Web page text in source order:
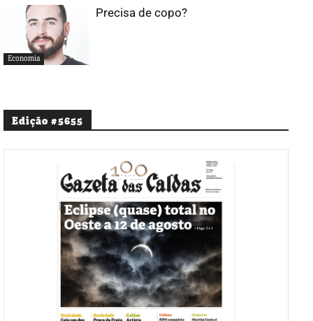
Economia
Precisa de copo?
Edição #5655